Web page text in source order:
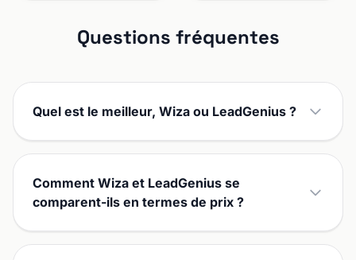
Questions fréquentes
Quel est le meilleur, Wiza ou LeadGenius ?
Comment Wiza et LeadGenius se
comparent-ils en termes de prix ?